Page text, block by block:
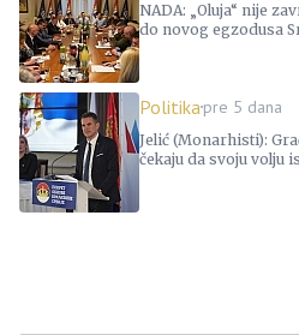
NADA: „Oluja“ nije
do novog egzodusa
Politikapre 5 dana
Jelić (Monarhisti):
čekaju da svoju volju